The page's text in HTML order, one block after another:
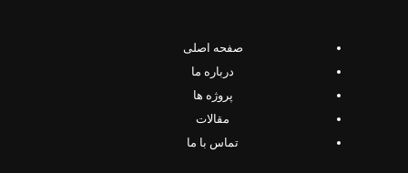
صفحه اصلی
درباره ما
پروژه ها
مقالات
تماس با ما